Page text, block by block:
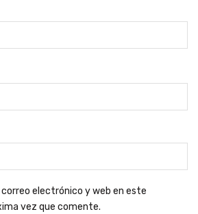
electrónico y web en este
vez que comente.